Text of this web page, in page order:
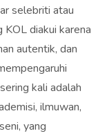
selebriti atau
diakui karena
autentik, dan
kali adalah
ilmuwan,
yang